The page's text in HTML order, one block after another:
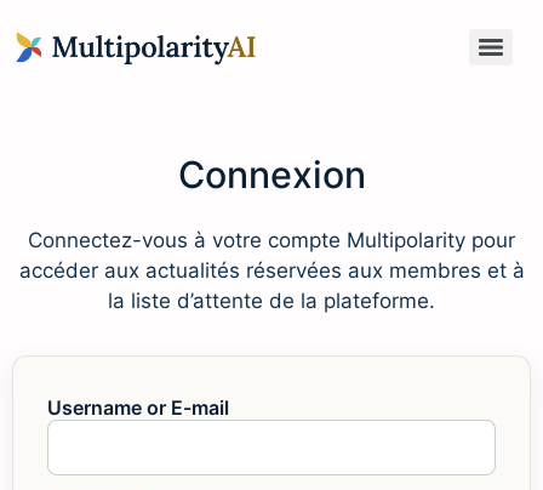
Connexion
Connectez-vous à votre compte Multipolarity pour
accéder aux actualités réservées aux membres et à
la liste d’attente de la plateforme.
Username or E-mail